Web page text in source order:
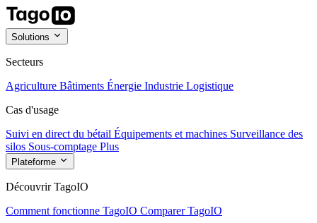
Solutions
Secteurs
Agriculture Bâtiments Énergie Industrie Logistique
Cas d'usage
Suivi en direct du bétail Équipements et machines Surveillance des
silos Sous-comptage Plus
Plateforme
Découvrir TagoIO
Comment fonctionne TagoIO Comparer TagoIO